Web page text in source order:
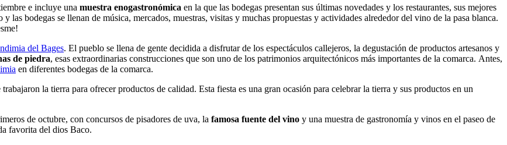
, en la que se rememora como la población superó esta terrible plaga que, a finales del siglo XIX, arrasó las viñas. Si va con niños
insecto perjudicial y que vomita fuego por todas partes. ¡Es la verdadera estrella de la fiesta!
e incluye una
las bodegas se llenan de música, mercados, muestras, visitas y muchas propuestas y actividades alrededor del vino de la pasa blanca.
. El pueblo se llena de gente decidida a disfrutar de los espectáculos callejeros, la degustación de productos artesanos y
de piedra , esas extraordinarias construcciones que son uno de los patrimonios arquitectónicos más importantes de la comarca. Antes,
la tierra para ofrecer productos de calidad. Esta fiesta es una gran ocasión para celebrar la tierra y sus productos en un